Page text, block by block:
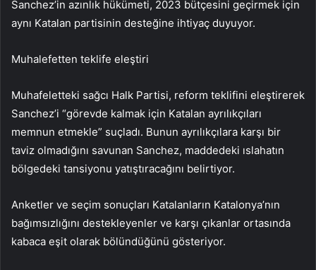
Sanchez’in azınlık hükümeti, 2023 bütçesini geçirmek için
aynı Katalan partisinin desteğine ihtiyaç duyuyor.
Muhalefetten teklife eleştiri
Muhafeletteki sağcı Halk Partisi, reform teklifini eleştirerek
Sanchez’i “görevde kalmak için Katalan ayrılıkçıları
memnun etmekle” suçladı. Bunun ayrılıkçılara karşı bir
taviz olmadığını savunan Sanchez, maddedeki ıslahatın
bölgedeki tansiyonu yatıştıracağını belirtiyor.
Anketler ve seçim sonuçları Katalanların Katalonya’nın
bağımsızlığını destekleyenler ve karşı çıkanlar ortasında
kabaca eşit olarak bölündüğünü gösteriyor.